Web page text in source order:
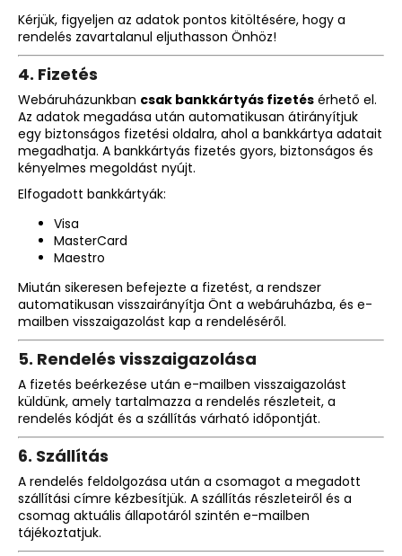
Kérjük, figyeljen az adatok pontos kitöltésére, hogy a
rendelés zavartalanul eljuthasson Önhöz!
4. Fizetés
Webáruházunkban csak bankkártyás fizetés érhető el.
Az adatok megadása után automatikusan átirányítjuk
egy biztonságos fizetési oldalra, ahol a bankkártya adatait
megadhatja. A bankkártyás fizetés gyors, biztonságos és
kényelmes megoldást nyújt.
Elfogadott bankkártyák:
Visa
MasterCard
Maestro
Miután sikeresen befejezte a fizetést, a rendszer
automatikusan visszairányítja Önt a webáruházba, és e-
mailben visszaigazolást kap a rendeléséről.
5. Rendelés visszaigazolása
A fizetés beérkezése után e-mailben visszaigazolást
küldünk, amely tartalmazza a rendelés részleteit, a
rendelés kódját és a szállítás várható időpontját.
6. Szállítás
A rendelés feldolgozása után a csomagot a megadott
szállítási címre kézbesítjük. A szállítás részleteiről és a
csomag aktuális állapotáról szintén e-mailben
tájékoztatjuk.